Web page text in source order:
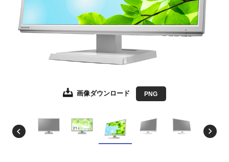
画像ダウンロード PNG
画像ダウンロード JPEG EPS形式
画像ダウンロード JPEG EPS形式
画像ダウンロード JPEG EPS形式
画像ダウンロード JPEG EPS形式
画像ダウンロード JPEG EPS形式
画像ダウンロード JPEG EPS形式
画像ダウンロード JPEG EPS形式
画像ダウンロード JPEG EPS形式